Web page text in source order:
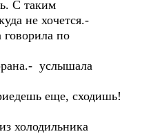
С таким
не хочется.-
по
услышала
еще, сходишь!
холодильника